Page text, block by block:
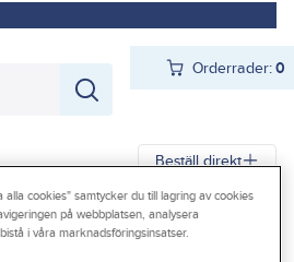
Orderrader:0
Beställ direkt
maskiner & hantering
alla cookies" samtycker du till lagring av cookies
på webbplatsen, analysera
i våra marknadsföringsinsatser.